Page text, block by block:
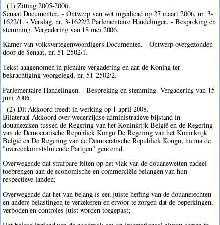
(1) Zitting 2005-2006.
Senaat Documenten. - Ontwerp van wet ingediend op 27 maart 2006, nr. 3-
1622/1. - Verslag, nr. 3-1622/2 Parlementaire Handelingen. - Bespreking en
stemming. Vergadering van 18 mei 2006.
Kamer van volksvertegenwoordigers Documenten. - Ontwerp overgezonden
door de Senaat, nr. 51-2502/1.
Tekst aangenomen in plenaire vergadering en aan de Koning ter
bekrachtiging voorgelegd, nr. 51-2502/2.
Parlementaire Handelingen. - Bespreking en stemming. Vergadering van 15
juni 2006.
(2) Dit Akkoord treedt in werking op 1 april 2008.
Bilateraal Akkoord over wederzijdse administratieve bijstand in
douanezaken tussen de Regering van het Koninkrijk België en de Regering
van de Democratische Republiek Kongo De Regering van het Koninkrijk
België en De Regering van de Democratische Republiek Kongo, hierna de
"overeenkomstsluitende Partijen" genoemd.
Overwegende dat strafbare feiten op het vlak van de douanewetten nadeel
toebrengen aan de economische en commerciële belangen van hun
respectieve landen;
Overwegende dat het van belang is een juiste heffing van de douanerechten
en andere belastingen te verzekeren en ervoor te zorgen dat de beperkingen,
verboden en controles juist worden toegepast;